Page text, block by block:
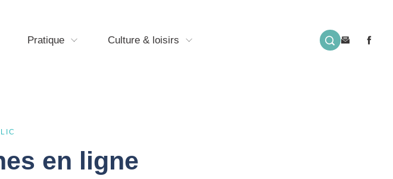
Pratique Culture & loisirs
en ligne